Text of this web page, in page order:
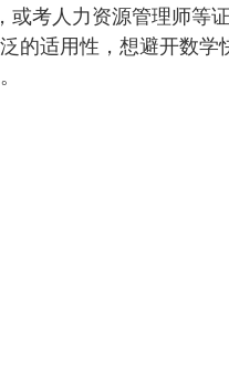
考人力资源管理师等证
的适用性，想避开数